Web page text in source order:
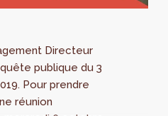
Directeur
publique du 3
Pour prendre
réunion